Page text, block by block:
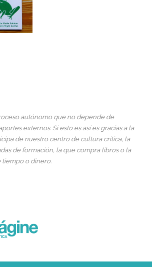
autónomo que no depende de
externos. Si esto es así es gracias a la
de nuestro centro de cultura crítica, la
de formación, la que compra libros o la
tiempo o dinero.